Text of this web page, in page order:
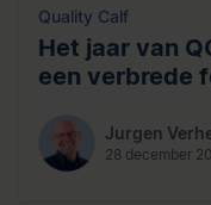
Quality Calf
Het jaar van
een verbrede
Jurgen
28 december